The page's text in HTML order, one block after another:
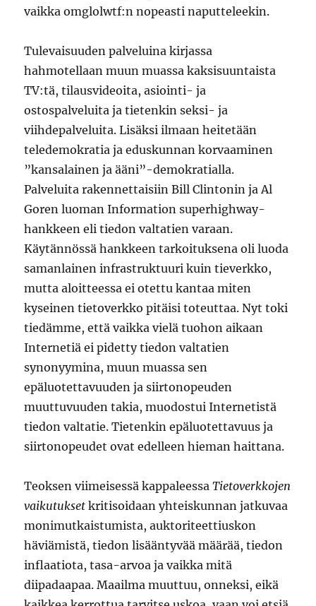
vaikka omglolwtf:n nopeasti naputteleekin.
Tulevaisuuden palveluina kirjassa
hahmotellaan muun muassa kaksisuuntaista
TV:tä, tilausvideoita, asiointi- ja
ostospalveluita ja tietenkin seksi- ja
viihdepalveluita. Lisäksi ilmaan heitetään
teledemokratia ja eduskunnan korvaaminen
”kansalainen ja ääni”-demokratialla.
Palveluita rakennettaisiin Bill Clintonin ja Al
Goren luoman Information superhighway-
hankkeen eli tiedon valtatien varaan.
Käytännössä hankkeen tarkoituksena oli luoda
samanlainen infrastruktuuri kuin tieverkko,
mutta aloitteessa ei otettu kantaa miten
kyseinen tietoverkko pitäisi toteuttaa. Nyt toki
tiedämme, että vaikka vielä tuohon aikaan
Internetiä ei pidetty tiedon valtatien
synonyymina, muun muassa sen
epäluotettavuuden ja siirtonopeuden
muuttuvuuden takia, muodostui Internetistä
tiedon valtatie. Tietenkin epäluotettavuus ja
siirtonopeudet ovat edelleen hieman haittana.
Teoksen viimeisessä kappaleessaTietoverkkojen
vaikutukset kritisoidaan yhteiskunnan jatkuvaa
monimutkaistumista, auktoriteettiuskon
häviämistä, tiedon lisääntyvää määrää, tiedon
inflaatiota, tasa-arvoa ja vaikka mitä
diipadaapaa. Maailma muuttuu, onneksi, eikä